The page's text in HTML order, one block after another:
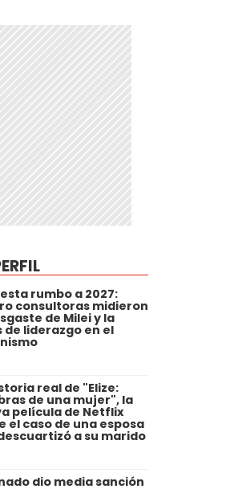
rumbo a 2027:
consultoras midieron
de Milei y la
de liderazgo en el
real de "Elize:
de una mujer", la
película de Netflix
el caso de una esposa
a su marido
dio media sanción